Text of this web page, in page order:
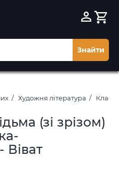
Знайти
Художня література
(зі зрізом)
Віват